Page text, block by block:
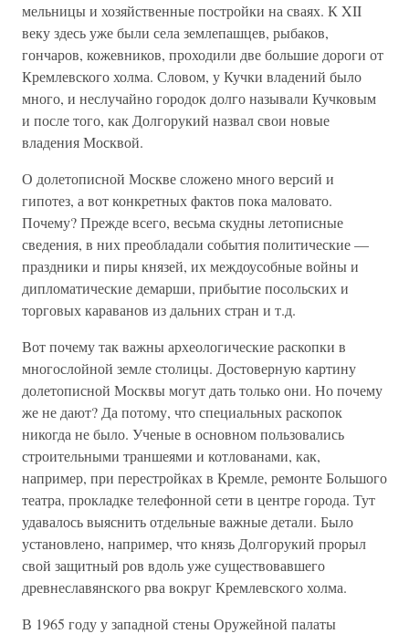
мельницы и хозяйственные постройки на сваях. К XII
веку здесь уже были села землепашцев, рыбаков,
гончаров, кожевников, проходили две большие дороги от
Кремлевского холма. Словом, у Кучки владений было
много, и неслучайно городок долго называли Кучковым
и после того, как Долгорукий назвал свои новые
владения Москвой.
О долетописной Москве сложено много версий и
гипотез, а вот конкретных фактов пока маловато.
Почему? Прежде всего, весьма скудны летописные
сведения, в них преобладали события политические —
праздники и пиры князей, их междоусобные войны и
дипломатические демарши, прибытие посольских и
торговых караванов из дальних стран и т.д.
Вот почему так важны археологические раскопки в
многослойной земле столицы. Достоверную картину
долетописной Москвы могут дать только они. Но почему
же не дают? Да потому, что специальных раскопок
никогда не было. Ученые в основном пользовались
строительными траншеями и котлованами, как,
например, при перестройках в Кремле, ремонте Большого
театра, прокладке телефонной сети в центре города. Тут
удавалось выяснить отдельные важные детали. Было
установлено, например, что князь Долгорукий прорыл
свой защитный ров вдоль уже существовавшего
древнеславянского рва вокруг Кремлевского холма.
В 1965 году у западной стены Оружейной палаты